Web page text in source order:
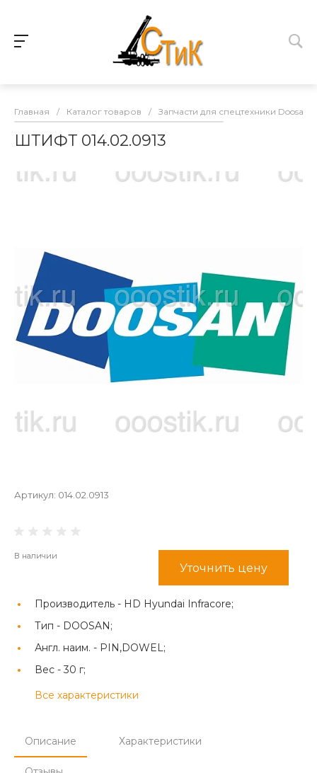
Главная / Каталог товаров / Запчасти для спецтехники Doosan
ШТИФТ 014.02.0913
Артикул: 014.02.0913
В наличии
Уточнить цену
Производитель - HD Hyundai Infracore;
Тип - DOOSAN;
Англ. наим. - PIN,DOWEL;
Вес - 30 г;
Все характеристики
Описание Характеристики